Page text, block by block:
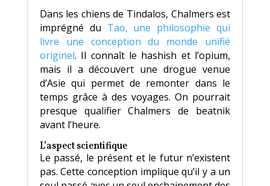
Dans les chiens de Tindalos, Chalmers est
imprégné du Tao, une philosophie qui
livre une conception du monde unifié
originel. Il connaît le hashish et l’opium,
mais il a découvert une drogue venue
d’Asie qui permet de remonter dans le
temps grâce à des voyages. On pourrait
presque qualifier Chalmers de beatnik
avant l’heure.
L’aspect scientifique
Le passé, le présent et le futur n’existent
pas. Cette conception implique qu’il y a un